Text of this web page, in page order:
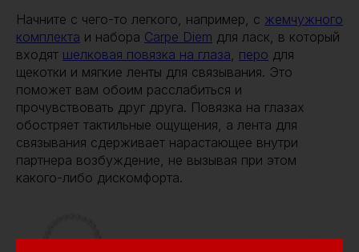
Начните с чего-то легкого, например, с жемчужного
комплекта и набора Carpe Diem для ласк, в который
входят шелковая повязка на глаза перо для
щекотки и мягкие ленты для связывания. Это
поможет вам обоим расслабиться и
прочувствовать друг друга. Повязка на глазах
обостряет тактильные ощущения, а лента для
связывания сдерживает нарастающее внутри
партнера возбуждение, не вызывая при этом
какого-либо дискомфорта.